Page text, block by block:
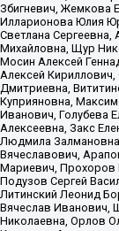
Збигневич, Жемкова
Илларионова Юлия
Светлана
Михайловна, Щур
Мосин Алексей
Алексей
Дмитриевна,
Куприяновна,
Иванович, Голубева
Алексеевна, Закс
Людмила
Вячеславович,
Мариевич, Прохоров
Подузов Сергей
Литинский Леонид
Вячеслав Иванович,
Николаевна, Орлов